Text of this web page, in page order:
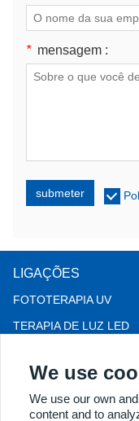
* mensagem :
submeter
LIGAÇÕES
FOTOTERAPIA UV
TERAPIA DE LUZ LED
COLPOSCÓPIO
MAIS PRODUTOS
We use
We use our own
content and to